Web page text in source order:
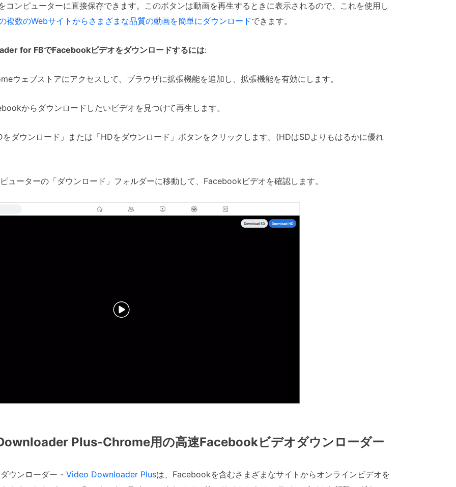
コンピューターに直接保存できます。このボタンは動画を再生するときに表示されるので、これを使用し
複数のWebサイトからさまざまな品質の動画を簡単にダウンロードできます。
for FBでFacebookビデオをダウンロードするには:
ウェブストアにアクセスして、ブラウザに拡張機能を追加し、拡張機能を有効にします。
からダウンロードしたいビデオを見つけて再生します。
をダウンロード」または「HDをダウンロード」ボタンをクリックします。(HDはSDよりもはるかに優れ
ューターの「ダウンロード」フォルダーに移動して、Facebookビデオを確認します。
Plus-Chrome用の高速Facebookビデオダウンローダー
ウンローダー - Video Downloader Plusは、Facebookを含むさまざまなサイトからオンラインビデオを